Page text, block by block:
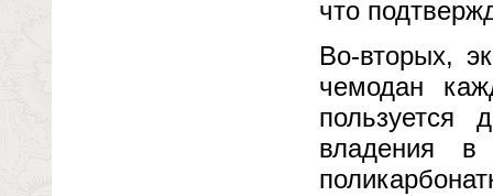
что
Во-вторых,
чемодан
пользуется
владения